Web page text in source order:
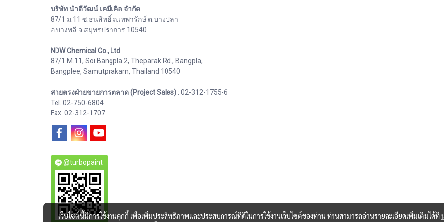
บริษัท นำดีวัฒน์ เคมีเคิล จำกัด
87/1 ม.11 ซ.ธนสิทธิ์ ถ.เทพารักษ์ ต.บางปลา
อ.บางพลี จ.สมุทรปราการ 10540
NDW Chemical Co., Ltd
87/1 M.11, Soi Bangpla 2, Theparak Rd., Bangpla,
Bangplee, Samutprakarn, Thailand 10540
สายตรงฝ่ายขายการตลาด (Project Sales) : 02-312-1755-6
Tel. 02-750-6804
Fax. 02-312-1707
@turbopaint
เว็บไซต์นี้มีการใช้งานคุกกี้ เพื่อเพิ่มประสิทธิภาพและประสบการณ์ที่ดีในการใช้งานเว็บไซต์ของท่าน ท่านสามารถอ่านรายละเอียดเพิ่มเติมได้ที่